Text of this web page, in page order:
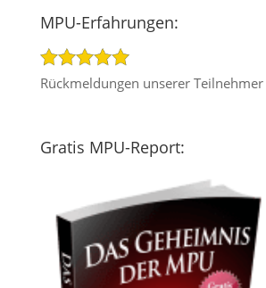
MPU-Erfahrungen:
Rückmeldungen unserer Teilnehmer
Gratis MPU-Report: